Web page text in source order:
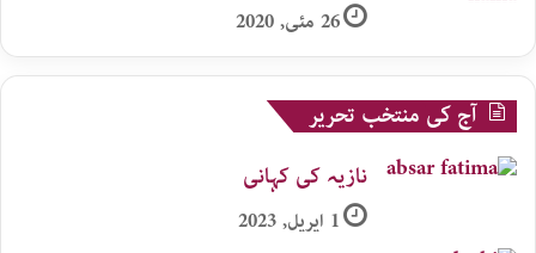
26 مئی, 2020
آج کی منتخب تحریر
نازیہ کی کہانی
1 اپریل, 2023